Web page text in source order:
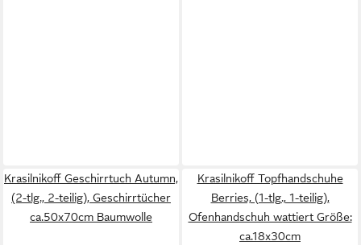
Krasilnikoff Geschirrtuch Autumn,
(2-tlg., 2-teilig), Geschirrtücher
ca.50x70cm Baumwolle
Krasilnikoff Topfhandschuhe
Berries, (1-tlg., 1-teilig),
Ofenhandschuh wattiert Größe:
ca.18x30cm